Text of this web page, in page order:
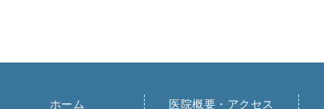
ホーム 医院概要・アクセス